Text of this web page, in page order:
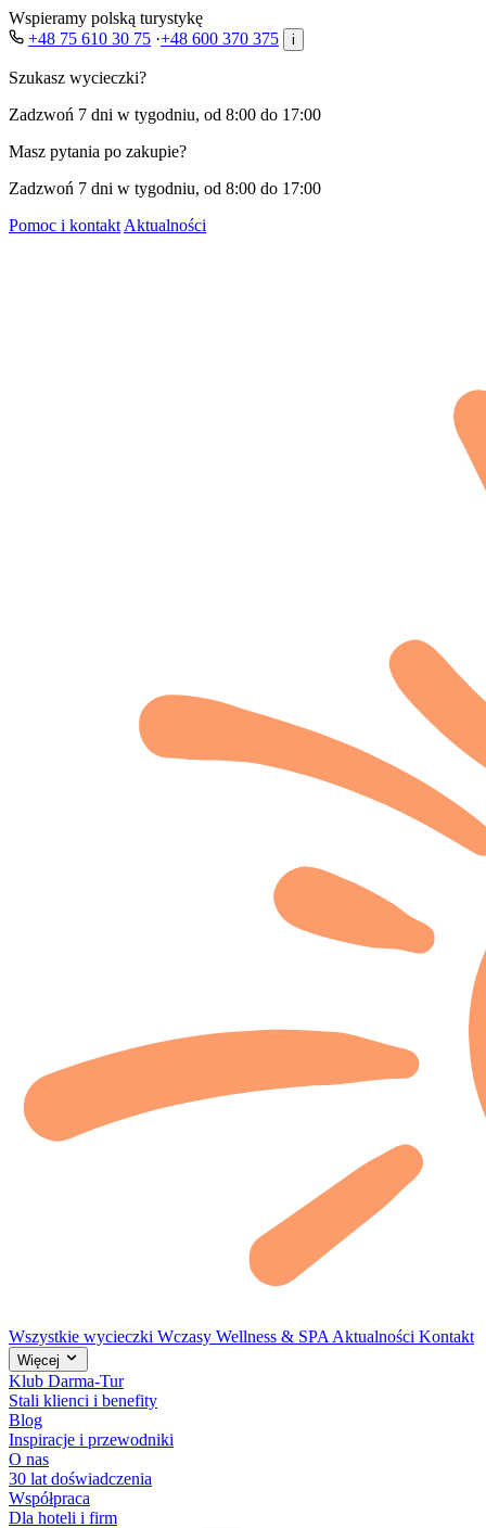
Wspieramy polską turystykę
+48 75 610 30 75 ·+48 600 370 375 i
Szukasz wycieczki?
Zadzwoń 7 dni w tygodniu, od 8:00 do 17:00
Masz pytania po zakupie?
Zadzwoń 7 dni w tygodniu, od 8:00 do 17:00
Pomoc i kontakt Aktualności
Wszystkie wycieczki Wczasy Wellness & SPA Aktualności Kontakt
Więcej
Klub Darma-Tur
Stali klienci i benefity
Blog
Inspiracje i przewodniki
O nas
30 lat doświadczenia
Współpraca
Dla hoteli i firm